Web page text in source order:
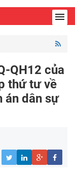
QH12 của
thứ tư về
án dân sự